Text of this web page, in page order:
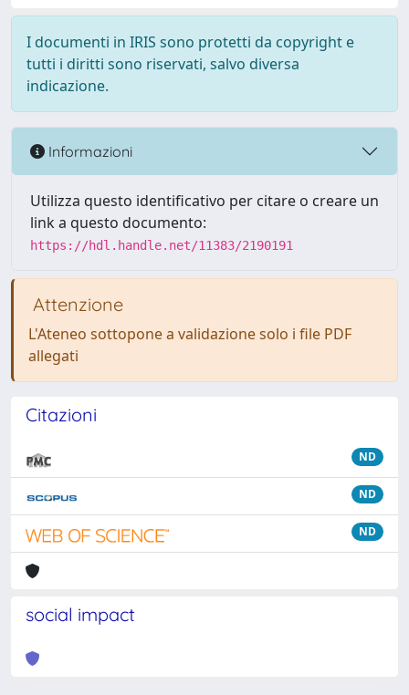
I documenti in IRIS sono protetti da copyright e
tutti i diritti sono riservati, salvo diversa
indicazione.
Informazioni
Utilizza questo identificativo per citare o creare un
link a questo documento:
https://hdl.handle.net/11383/2190191
Attenzione
L'Ateneo sottopone a validazione solo i file PDF
allegati
Citazioni
ND
ND
ND
social impact